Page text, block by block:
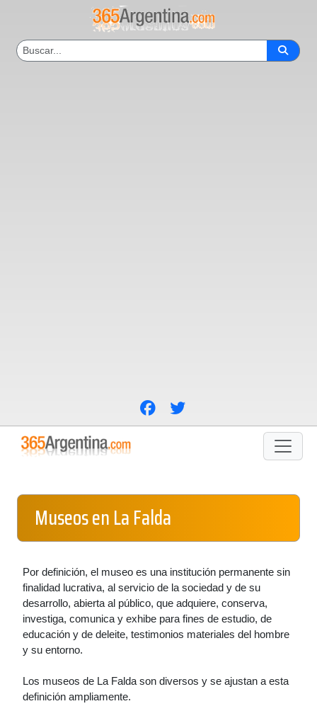
Museos en La Falda
Por definición, el museo es una institución permanente sin
finalidad lucrativa, al servicio de la sociedad y de su
desarrollo, abierta al público, que adquiere, conserva,
investiga, comunica y exhibe para fines de estudio, de
educación y de deleite, testimonios materiales del hombre
y su entorno.
Los museos de La Falda son diversos y se ajustan a esta
definición ampliamente.